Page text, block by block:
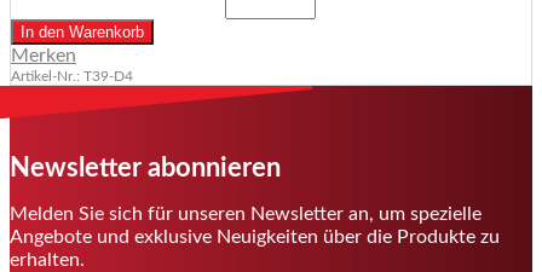
In den Warenkorb
Merken
Artikel-Nr.: T39-D4
Newsletter abonnieren
Melden Sie sich für unseren Newsletter an, um spezielle
Angebote und exklusive Neuigkeiten über die Produkte zu
erhalten.